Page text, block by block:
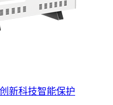
新科技智能保护